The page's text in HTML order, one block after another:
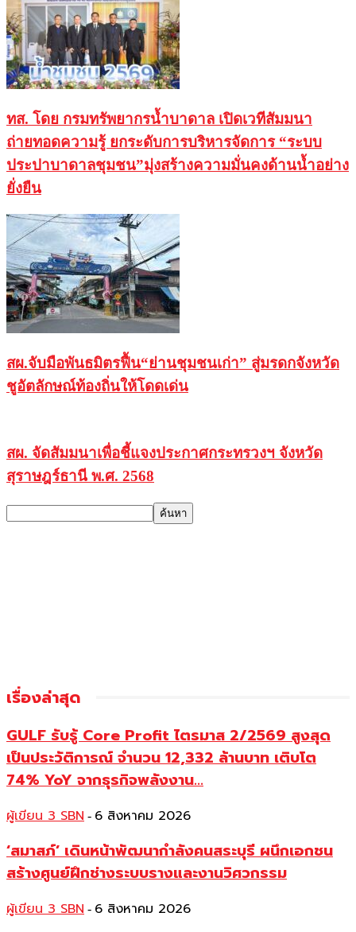
ทส. โดย กรมทรัพยากรน้ำบาดาล เปิดเวทีสัมมนา
ถ่ายทอดความรู้ ยกระดับการบริหารจัดการ “ระบบ
ประปาบาดาลชุมชน”มุ่งสร้างความมั่นคงด้านน้ำอย่าง
ยั่งยืน
สผ.จับมือพันธมิตรฟื้น“ย่านชุมชนเก่า” สู่มรดกจังหวัด
ชูอัตลักษณ์ท้องถิ่นให้โดดเด่น
สผ. จัดสัมมนาเพื่อชี้แจงประกาศกระทรวงฯ จังหวัด
สุราษฎร์ธานี พ.ศ. 2568
เรื่องล่าสุด
GULF รับรู้ Core Profit ไตรมาส 2/2569 สูงสุด
เป็นประวัติการณ์ จำนวน 12,332 ล้านบาท เติบโต
74% YoY จากธุรกิจพลังงาน...
ผู้เขียน 3 SBN - 6 สิงหาคม 2026
‘สมาสภ์’ เดินหน้าพัฒนากำลังคนสระบุรี ผนึกเอกชน
สร้างศูนย์ฝึกช่างระบบรางและงานวิศวกรรม
ผู้เขียน 3 SBN - 6 สิงหาคม 2026